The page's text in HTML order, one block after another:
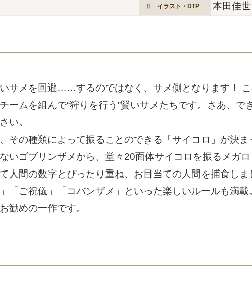
イラスト・DTP 本田佳世
サメを回避……するのではなく、サメ側となります！
ームを組んで“狩りを行う”賢いサメたちです。さあ、で
い。
その種類によって振ることのできる「サイコロ」が決
いゴブリンザメから、堂々20面体サイコロを振るメガ
人間の数字とぴったり重ね、お目当ての人間を捕食し
「ご祝儀」「コバンザメ」といった楽しいルールも満
勧めの一作です。